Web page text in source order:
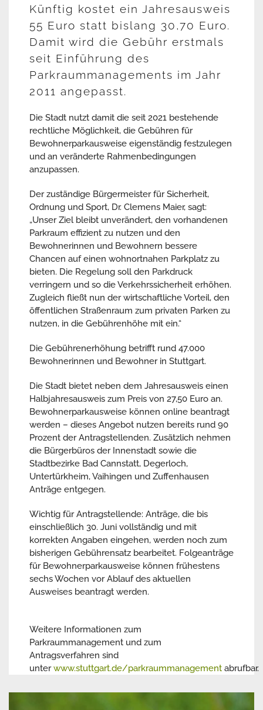
Künftig kostet ein Jahresausweis
55 Euro statt bislang 30,70 Euro.
Damit wird die Gebühr erstmals
seit Einführung des
Parkraummanagements im Jahr
2011 angepasst.
Die Stadt nutzt damit die seit 2021 bestehende
rechtliche Möglichkeit, die Gebühren für
Bewohnerparkausweise eigenständig festzulegen
und an veränderte Rahmenbedingungen
anzupassen.
Der zuständige Bürgermeister für Sicherheit,
Ordnung und Sport, Dr. Clemens Maier, sagt:
„Unser Ziel bleibt unverändert, den vorhandenen
Parkraum effizient zu nutzen und den
Bewohnerinnen und Bewohnern bessere
Chancen auf einen wohnortnahen Parkplatz zu
bieten. Die Regelung soll den Parkdruck
verringern und so die Verkehrssicherheit erhöhen.
Zugleich fließt nun der wirtschaftliche Vorteil, den
öffentlichen Straßenraum zum privaten Parken zu
nutzen, in die Gebührenhöhe mit ein.“
Die Gebührenerhöhung betrifft rund 47.000
Bewohnerinnen und Bewohner in Stuttgart.
Die Stadt bietet neben dem Jahresausweis einen
Halbjahresausweis zum Preis von 27,50 Euro an.
Bewohnerparkausweise können online beantragt
werden – dieses Angebot nutzen bereits rund 90
Prozent der Antragstellenden. Zusätzlich nehmen
die Bürgerbüros der Innenstadt sowie die
Stadtbezirke Bad Cannstatt, Degerloch,
Untertürkheim, Vaihingen und Zuffenhausen
Anträge entgegen.
Wichtig für Antragstellende: Anträge, die bis
einschließlich 30. Juni vollständig und mit
korrekten Angaben eingehen, werden noch zum
bisherigen Gebührensatz bearbeitet. Folgeanträge
für Bewohnerparkausweise können frühestens
sechs Wochen vor Ablauf des aktuellen
Ausweises beantragt werden.
Weitere Informationen zum
Parkraummanagement und zum
Antragsverfahren sind
unterwww.stuttgart.de/parkraummanagement abrufbar.